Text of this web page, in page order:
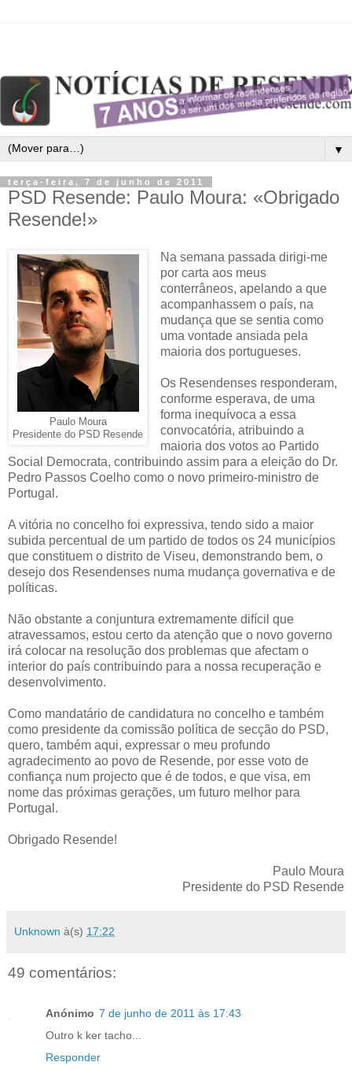
▼
terça-feira, 7 de junho de 2011
PSD Resende: Paulo Moura: «Obrigado
Resende!»
Paulo Moura
Presidente do PSD Resende
Na semana passada dirigi-me
por carta aos meus
conterrâneos, apelando a que
acompanhassem o país, na
mudança que se sentia como
uma vontade ansiada pela
maioria dos portugueses.
Os Resendenses responderam,
conforme esperava, de uma
forma inequívoca a essa
convocatória, atribuindo a
maioria dos votos ao Partido
Social Democrata, contribuindo assim para a eleição do Dr.
Pedro Passos Coelho como o novo primeiro-ministro de
Portugal.
A vitória no concelho foi expressiva, tendo sido a maior
subida percentual de um partido de todos os 24 municípios
que constituem o distrito de Viseu, demonstrando bem, o
desejo dos Resendenses numa mudança governativa e de
políticas.
Não obstante a conjuntura extremamente difícil que
atravessamos, estou certo da atenção que o novo governo
irá colocar na resolução dos problemas que afectam o
interior do país contribuindo para a nossa recuperação e
desenvolvimento.
Como mandatário de candidatura no concelho e também
como presidente da comissão política de secção do PSD,
quero, também aqui, expressar o meu profundo
agradecimento ao povo de Resende, por esse voto de
confiança num projecto que é de todos, e que visa, em
nome das próximas gerações, um futuro melhor para
Portugal.
Obrigado Resende!
Paulo Moura
Presidente do PSD Resende
Unknown à(s) 17:22
49 comentários:
Anónimo 7 de junho de 2011 às 17:43
Outro k ker tacho...
Responder